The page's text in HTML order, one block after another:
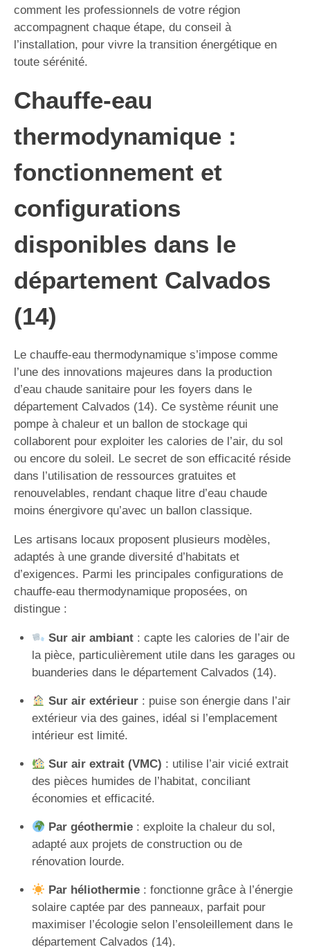
comment les professionnels de votre région
accompagnent chaque étape, du conseil à
l’installation, pour vivre la transition énergétique en
toute sérénité.
Chauffe-eau
thermodynamique :
fonctionnement et
configurations
disponibles dans le
département Calvados
(14)
Le chauffe-eau thermodynamique s’impose comme
l’une des innovations majeures dans la production
d’eau chaude sanitaire pour les foyers dans le
département Calvados (14). Ce système réunit une
pompe à chaleur et un ballon de stockage qui
collaborent pour exploiter les calories de l’air, du sol
ou encore du soleil. Le secret de son efficacité réside
dans l’utilisation de ressources gratuites et
renouvelables, rendant chaque litre d’eau chaude
moins énergivore qu’avec un ballon classique.
Les artisans locaux proposent plusieurs modèles,
adaptés à une grande diversité d’habitats et
d’exigences. Parmi les principales configurations de
chauffe-eau thermodynamique proposées, on
distingue :
Sur air ambiant: capte les calories de l’air de
la pièce, particulièrement utile dans les garages ou
buanderies dans le département Calvados (14).
Sur air extérieur: puise son énergie dans l’air
extérieur via des gaines, idéal si l’emplacement
intérieur est limité.
Sur air extrait (VMC) : utilise l’air vicié extrait
des pièces humides de l’habitat, conciliant
économies et efficacité.
Par géothermie: exploite la chaleur du sol,
adapté aux projets de construction ou de
rénovation lourde.
Par héliothermie: fonctionne grâce à l’énergie
solaire captée par des panneaux, parfait pour
maximiser l’écologie selon l’ensoleillement dans le
département Calvados (14).